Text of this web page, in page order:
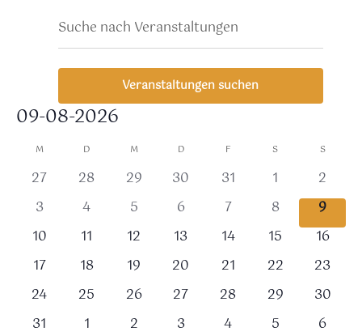
Veranstaltungen
Suche
und
Ansichten,
Navigation
Suche
Schlüsselwort
eingeben.
Suche
Veranstaltungen
Veranstaltungen suchen
09-08-2026
wählen.Kalender
von
Veranstaltungen
M D M D F S S
0
Veranstaltungen,
27
0
Veranstaltungen,
28
0
Veranstaltungen,
29
0
Veranstaltungen,
30
0
Veranstaltungen,
31
0
1
0
2
0
Veranstaltungen,
3
0
Veranstaltungen,
4
0
Veranstaltungen,
5
0
Veranstaltungen,
6
0
Veranstaltungen,
7
0
8
0
9
0
Veranstaltungen,
10
0
Veranstaltungen,
11
0
Veranstaltungen,
12
0
Veranstaltungen,
13
0
Veranstaltungen,
14
0
15
0
16
0
Veranstaltungen,
17
0
Veranstaltungen,
18
0
Veranstaltungen,
19
0
Veranstaltungen,
20
0
Veranstaltungen,
21
0
22
0
23
0
Veranstaltungen,
24
0
Veranstaltungen,
25
0
Veranstaltungen,
26
0
Veranstaltungen,
27
0
Veranstaltungen,
28
0
29
0
30
0
31
0
1
0
2
0
3
0
4
0
5
0
6